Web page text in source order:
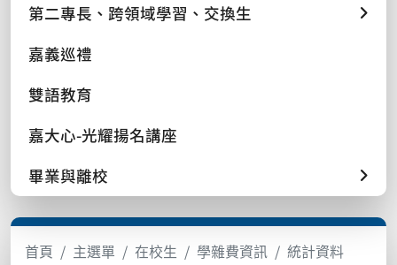
第二專長、跨領域學習、交換生
嘉義巡禮
雙語教育
嘉大心-光耀揚名講座
畢業與離校
首頁 主選單 在校生 學雜費資訊
統計資料